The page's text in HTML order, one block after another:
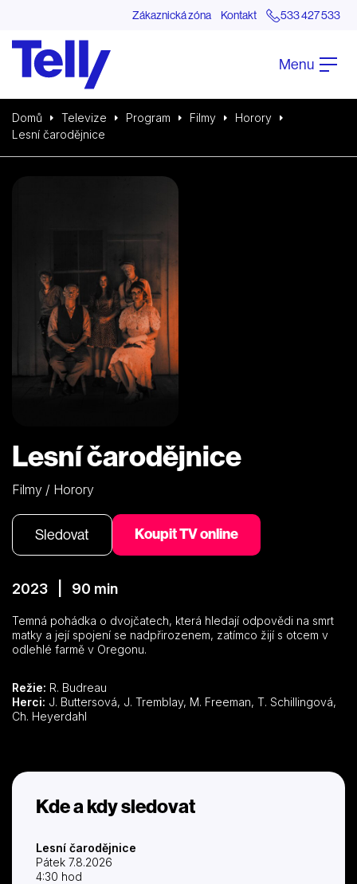
Zákaznická zóna Kontakt 533 427 533
Menu
Domů Televize Program Filmy
Horory
Lesní čarodějnice
Lesní čarodějnice
Filmy / Horory
Sledovat Koupit TV online
2023 | 90 min
Temná pohádka o dvojčatech, která hledají odpovědi na smrt
matky a její spojení se nadpřirozenem, zatímco žijí s otcem v
odlehlé farmě v Oregonu.
Režie: R. Budreau
Herci:
Ch. Heyerdahl
Kde a kdy sledovat
Lesní čarodějnice
Pátek 7.8.2026
4:30 hod